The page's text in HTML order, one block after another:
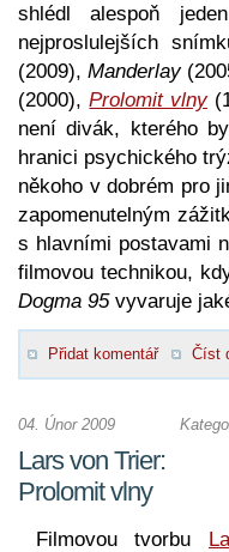
shlédl alespoň
nejproslulejších
(2009),Manderlay
(2000), Prolomit vlny
není divák, kterého
hranici psychického
někoho v dobrém pro
zapomenutelným
s hlavními postavami
filmovou technikou,
Dogma 95vyvaruje
Přidat komentář Číst
04. Únor 2009
Lars von Trier:
Prolomit vlny
Filmovou tvorbu